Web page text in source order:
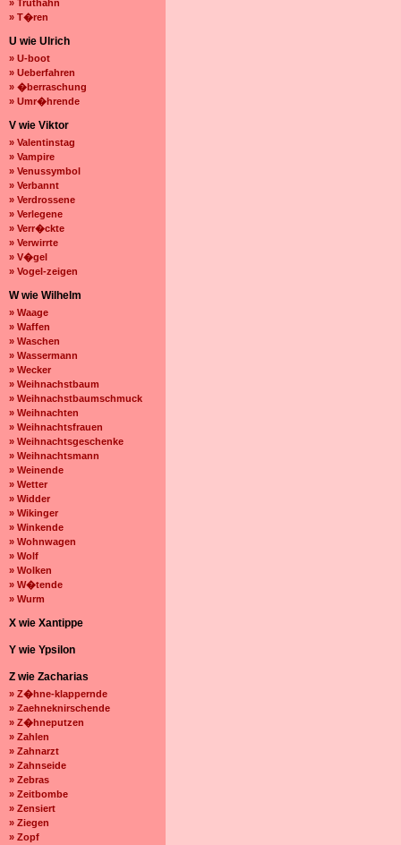
» Truthahn
» T�ren
U wie Ulrich
» U-boot
» Ueberfahren
» �berraschung
» Umr�hrende
V wie Viktor
» Valentinstag
» Vampire
» Venussymbol
» Verbannt
» Verdrossene
» Verlegene
» Verr�ckte
» Verwirrte
» V�gel
» Vogel-zeigen
W wie Wilhelm
» Waage
» Waffen
» Waschen
» Wassermann
» Wecker
» Weihnachstbaum
» Weihnachstbaumschmuck
» Weihnachten
» Weihnachtsfrauen
» Weihnachtsgeschenke
» Weihnachtsmann
» Weinende
» Wetter
» Widder
» Wikinger
» Winkende
» Wohnwagen
» Wolf
» Wolken
» W�tende
» Wurm
X wie Xantippe
Y wie Ypsilon
Z wie Zacharias
» Z�hne-klappernde
» Zaehneknirschende
» Z�hneputzen
» Zahlen
» Zahnarzt
» Zahnseide
» Zebras
» Zeitbombe
» Zensiert
» Ziegen
» Zopf